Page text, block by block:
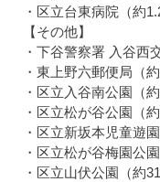
・区立台東病院（約
【その他】
・下谷警察署 入谷西
・東上野六郵便局（約
・区立入谷南公園（約
・区立松が谷公園（約
・区立新坂本児童遊
・区立松が谷梅園公
・区立山伏公園（約